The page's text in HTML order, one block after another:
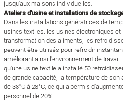
jusqu'aux maisons individuelles.
Ateliers d'usine et installations de
Dans les installations génératrices de
usines textiles, les usines électroniques et
transformation des aliments, les
peuvent être utilisés pour refroidir
améliorant ainsi l'environnement de travail.
qu'une usine textile a installé 50
de grande capacité, la température de son
de 38°C à 28°C, ce qui a permis
personnel de 20%.